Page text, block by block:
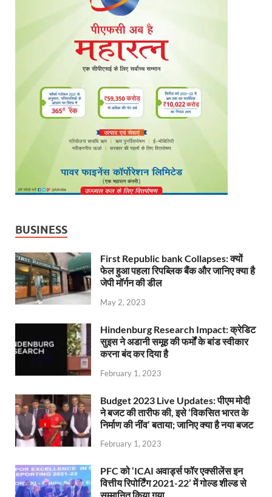
BUSINESS
First Republic bank Collapses: क्यों
फेल हुआ पहला रिपब्लिक बैंक और जानिए क्या है
जेपी मॉर्गन की डील
May 2, 2023
Hindenburg Research Impact: क्रेडिट
सुइस ने अडानी समूह की फर्मों के बांड स्वीकार
करना बंद कर दिया है
February 1, 2023
Budget 2023 Live Updates: पीएम मोदी
ने बजट की तारीफ की, इसे ‘विकसित भारत के
निर्माण की नींव’ बताया; जानिए क्या है नया बजट
February 1, 2023
PFC को ‘ICAI अवार्ड्स फॉर एक्सीलेंस इन
वित्तीय रिपोर्टिंग 2021-22’ में गोल्ड शील्ड से